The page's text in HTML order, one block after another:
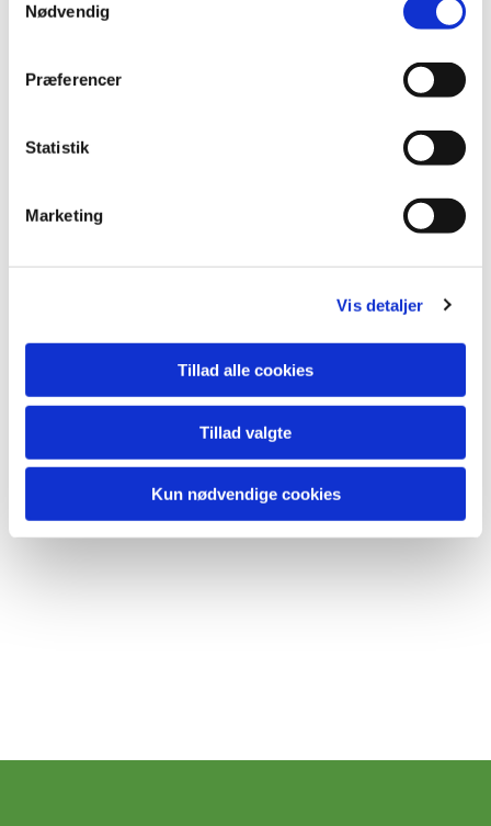
Nødvendig
Præferencer
Statistik
Marketing
Vis detaljer
Tillad alle cookies
Tillad valgte
Kun nødvendige cookies